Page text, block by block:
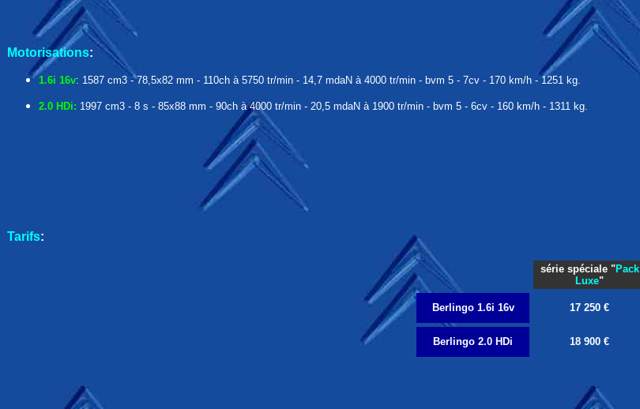
Motorisations:
1.6i 16v: 1587 cm3 - 78,5x82 mm - 110ch à 5750 tr/min - 14,7 mdaN à 4000 tr/min - bvm 5 - 7cv - 170 km/h - 1251 kg.
2.0 HDi: 1997 cm3 - 8 s - 85x88 mm - 90ch à 4000 tr/min - 20,5 mdaN à 1900 tr/min - bvm 5 - 6cv - 160 km/h - 1311 kg.
Tarifs:
série spéciale "Pack
Luxe"
Berlingo 1.6i 16v 17 250 €
Berlingo 2.0 HDi 18 900 €